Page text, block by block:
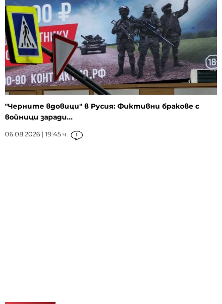
"Черните вдовици" в Русия: Фиктивни бракове с
войници заради...
06.08.2026 | 19:45 ч. 1